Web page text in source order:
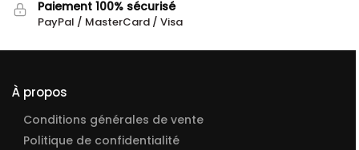
Paiement 100% sécurisé
PayPal / MasterCard / Visa
À propos
Conditions générales de vente
Politique de confidentialité